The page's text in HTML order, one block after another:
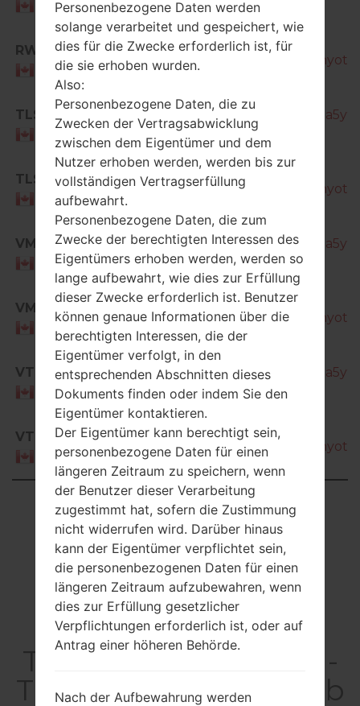
Canada
RWC
Canada
SM-
TLS
Canada
SM-
TLS
Canada
SM-
VMC
Canada
SM-
VMC
Canada
SM-
VTR
Canada
SM-
VTR
Canada
SM-
Showing 1 to 18 of 18 entries
Previous 1 Next
Articles LGSM-
T805W(Samsung SM-
T805W) akaGalaxy Tab
Personenbezogene Daten werden
solange verarbeitet und gespeichert, wie
dies für die Zwecke erforderlich ist, für
die sie erhoben wurden.
Also:
Personenbezogene Daten, die zu
Zwecken der Vertragsabwicklung
zwischen dem Eigentümer und dem
Nutzer erhoben werden, werden bis zur
vollständigen Vertragserfüllung
aufbewahrt.
Personenbezogene Daten, die zum
Zwecke der berechtigten Interessen des
Eigentümers erhoben werden, werden so
lange aufbewahrt, wie dies zur Erfüllung
dieser Zwecke erforderlich ist. Benutzer
können genaue Informationen über die
berechtigten Interessen, die der
Eigentümer verfolgt, in den
entsprechenden Abschnitten dieses
Dokuments finden oder indem Sie den
Eigentümer kontaktieren.
Der Eigentümer kann berechtigt sein,
personenbezogene Daten für einen
längeren Zeitraum zu speichern, wenn
der Benutzer dieser Verarbeitung
zugestimmt hat, sofern die Zustimmung
nicht widerrufen wird. Darüber hinaus
kann der Eigentümer verpflichtet sein,
die personenbezogenen Daten für einen
längeren Zeitraum aufzubewahren, wenn
dies zur Erfüllung gesetzlicher
Verpflichtungen erforderlich ist, oder auf
Antrag einer höheren Behörde.
Nach der Aufbewahrung werden